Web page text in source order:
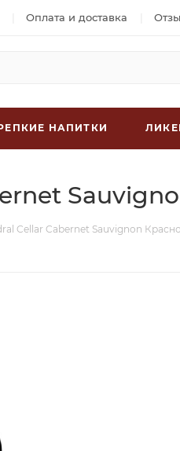
Оплата и доставка
НАПИТКИ
Cellar Cabernet Sauvignon